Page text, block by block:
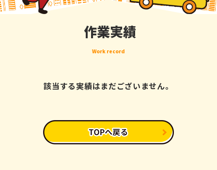
作業実績
Work record
該当する実績はまだございません。